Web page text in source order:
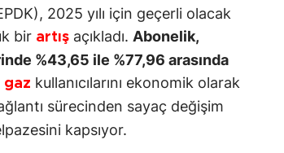
2025 yılı için geçerli olacak
bir artış açıkladı. Abonelik,
%43,65 ile %77,96 arasında
gaz kullanıcılarını ekonomik olarak
sürecinden sayaç değişim
kapsıyor.